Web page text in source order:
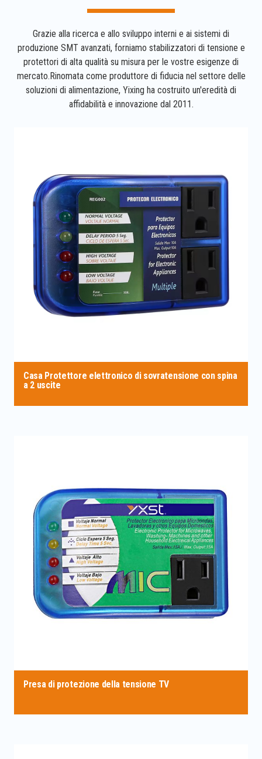
Grazie alla ricerca e allo sviluppo interni e ai sistemi di
produzione SMT avanzati, forniamo stabilizzatori di tensione e
protettori di alta qualità su misura per le vostre esigenze di
mercato.Rinomata come produttore di fiducia nel settore delle
soluzioni di alimentazione, Yixing ha costruito un'eredità di
affidabilità e innovazione dal 2011.
Casa Protettore elettronico di sovratensione con spina
a 2 uscite
Presa di protezione della tensione TV